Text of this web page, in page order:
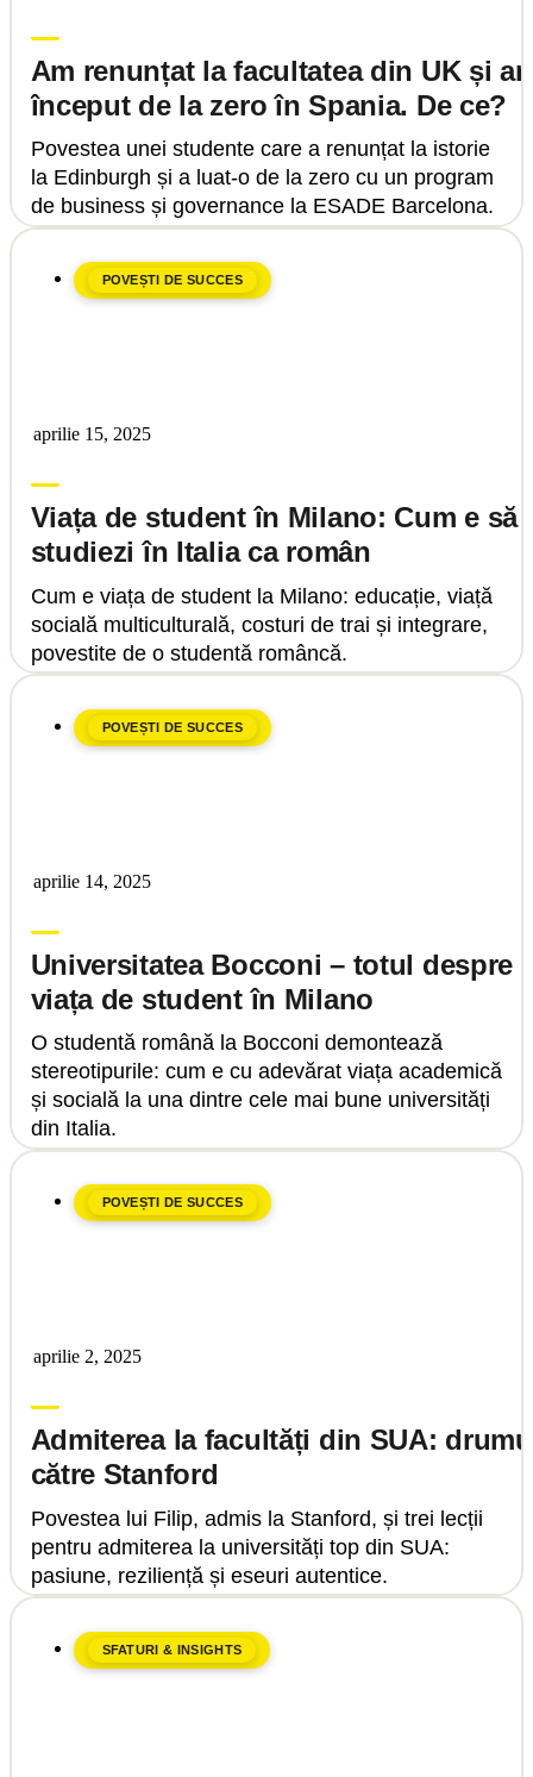
Am renunțat la facultatea din UK și
început de la zero în Spania. De ce?
Povestea unei studente care a renunțat la istorie
la Edinburgh și a luat-o de la zero cu un program
de business și governance la ESADE Barcelona.
POVEȘTI DE SUCCES
aprilie 15, 2025
Viața de student în Milano: Cum e să
studiezi în Italia ca român
Cum e viața de student la Milano: educație, viață
socială multiculturală, costuri de trai și integrare,
povestite de o studentă româncă.
POVEȘTI DE SUCCES
aprilie 14, 2025
Universitatea Bocconi – totul despre
viața de student în Milano
O studentă română la Bocconi demontează
stereotipurile: cum e cu adevărat viața academică
și socială la una dintre cele mai bune universități
din Italia.
POVEȘTI DE SUCCES
aprilie 2, 2025
Admiterea la facultăți din SUA:
către Stanford
Povestea lui Filip, admis la Stanford, și trei lecții
pentru admiterea la universități top din SUA:
pasiune, reziliență și eseuri autentice.
SFATURI & INSIGHTS